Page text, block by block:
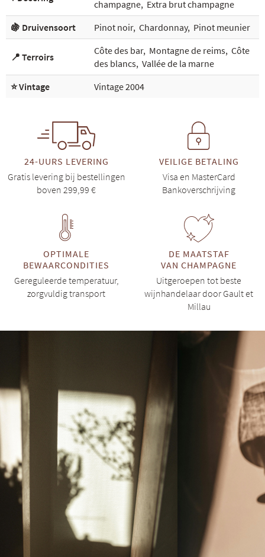
champagne, Extra brut champagne
🍇 Druivensoort
Pinot noir, Chardonnay, Pinot meunier
📍 Terroirs
Côte des bar, Montagne de reims, Côte
des blancs, Vallée de la marne
⭐ Vintage
Vintage 2004
24-UURS LEVERING
Gratis levering bij bestellingen
boven 299,99 €
VEILIGE BETALING
Visa en MasterCard
Bankoverschrijving
OPTIMALE
BEWAARCONDITIES
Gereguleerde temperatuur,
zorgvuldig transport
DE MAATSTAF
VAN CHAMPAGNE
Uitgeroepen tot beste
wijnhandelaar door Gault et
Millau